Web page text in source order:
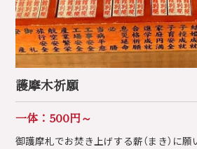
護摩木祈願
一体：500円～
御護摩札でお焚き上げする薪（まき）に